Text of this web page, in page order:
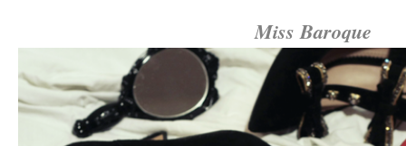
Miss Baroque